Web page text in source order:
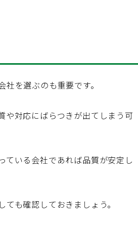
を選ぶのも重要です。
や対応にばらつきが出てしまう可
ている会社であれば品質が安定し
も確認しておきましょう。